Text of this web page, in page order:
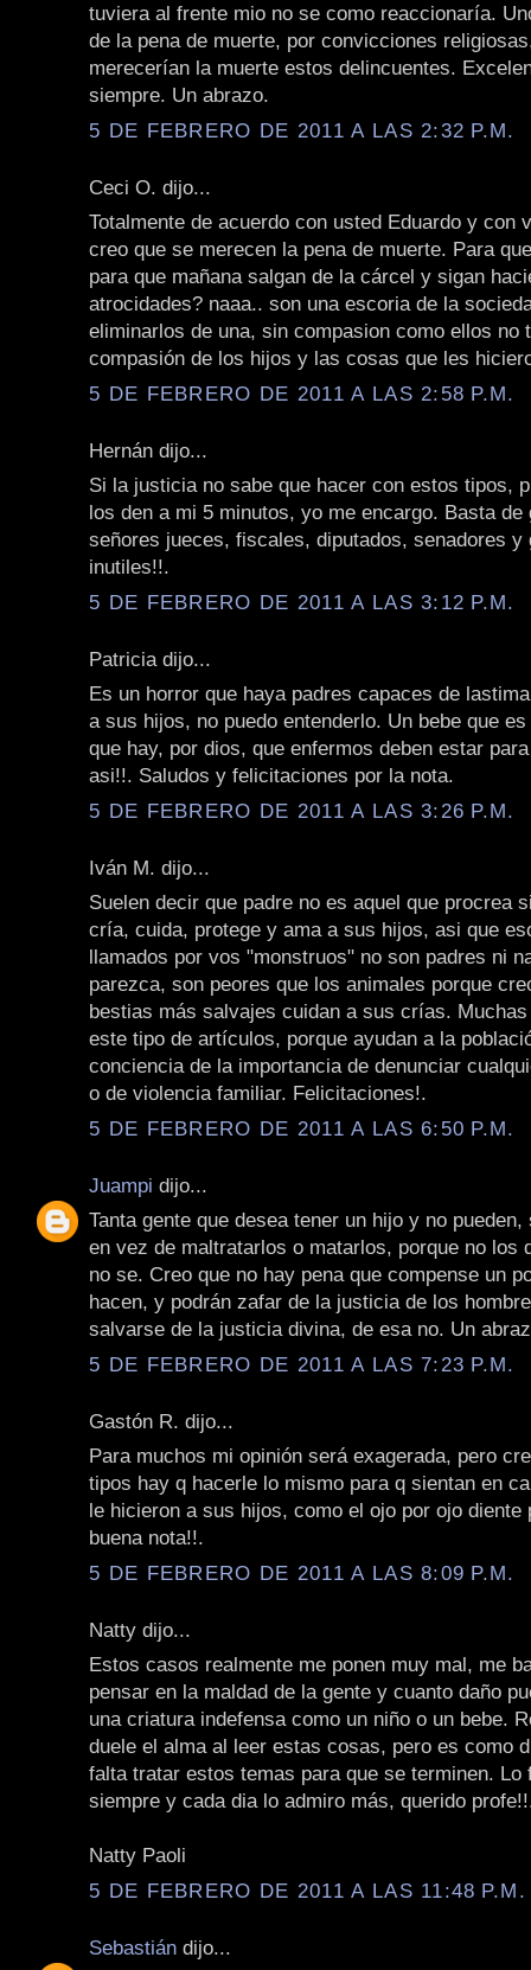
tuviera al frente mio no se como reaccionaría.
de la pena de muerte, por convicciones
merecerían la muerte estos delincuentes.
siempre. Un abrazo.
5 DE FEBRERO DE 2011 A LAS 2:32 P.M.
Ceci O. dijo...
Totalmente de acuerdo con usted Eduardo y con
creo que se merecen la pena de muerte. Para
para que mañana salgan de la cárcel y sigan
atrocidades? naaa.. son una escoria de la
eliminarlos de una, sin compasion como ellos no
compasión de los hijos y las cosas que les
5 DE FEBRERO DE 2011 A LAS 2:58 P.M.
Hernán dijo...
Si la justicia no sabe que hacer con estos tipos,
los den a mi 5 minutos, yo me encargo. Basta de
señores jueces, fiscales, diputados, senadores y
inutiles!!.
5 DE FEBRERO DE 2011 A LAS 3:12 P.M.
Patricia dijo...
Es un horror que haya padres capaces de
a sus hijos, no puedo entenderlo. Un bebe que
que hay, por dios, que enfermos deben estar
asi!!. Saludos y felicitaciones por la nota.
5 DE FEBRERO DE 2011 A LAS 3:26 P.M.
Iván M. dijo...
Suelen decir que padre no es aquel que procrea
cría, cuida, protege y ama a sus hijos, asi que
llamados por vos "monstruos" no son padres ni
parezca, son peores que los animales porque
bestias más salvajes cuidan a sus crías.
este tipo de artículos, porque ayudan a la
conciencia de la importancia de denunciar
o de violencia familiar. Felicitaciones!.
5 DE FEBRERO DE 2011 A LAS 6:50 P.M.
Juampi dijo...
Tanta gente que desea tener un hijo y no
en vez de maltratarlos o matarlos, porque no los
no se. Creo que no hay pena que compense un
hacen, y podrán zafar de la justicia de los
salvarse de la justicia divina, de esa no. Un
5 DE FEBRERO DE 2011 A LAS 7:23 P.M.
Gastón R. dijo...
Para muchos mi opinión será exagerada, pero
tipos hay q hacerle lo mismo para q sientan en
le hicieron a sus hijos, como el ojo por ojo diente
buena nota!!.
5 DE FEBRERO DE 2011 A LAS 8:09 P.M.
Natty dijo...
Estos casos realmente me ponen muy mal, me
pensar en la maldad de la gente y cuanto daño
una criatura indefensa como un niño o un bebe.
duele el alma al leer estas cosas, pero es como
falta tratar estos temas para que se terminen. Lo
siempre y cada dia lo admiro más, querido
Natty Paoli
5 DE FEBRERO DE 2011 A LAS 11:48 P.M.
Sebastián dijo...